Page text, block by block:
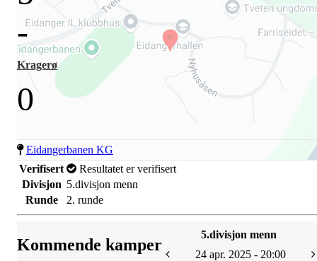
-
Kragerø
0
Eidangerbanen KG
Verifisert
Resultatet er verifisert
Divisjon 5.divisjon menn
Runde
2. runde
Kommende kamper
5.divisjon menn
24 apr. 2025 - 20:00